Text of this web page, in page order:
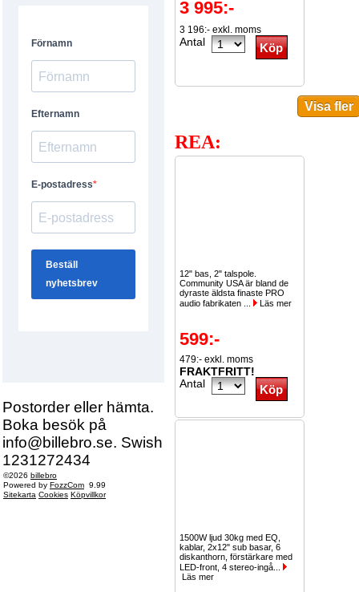
Postorder eller hämta.
Boka besök på
info@billebro.se. Swish
1231272434
©2026 billebro
Powered by FozzCom 9.99
Sitekarta Cookies Köpvillkor
3 995:-
3 196:- exkl. moms
Antal
REA:
12" bas, 2" talspole.
Community USA är bland de
dyraste äldsta finaste PRO
audio fabrikaten ...
Läs mer
599:-
479:- exkl. moms
FRAKTFRITT!
Antal
1500W ljud 30kg med EQ,
kablar, 2x12" sub basar, 6
diskanthorn, förstärkare med
LED-front, 4 stereo-ingå...
Läs mer